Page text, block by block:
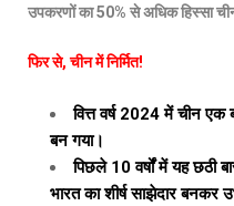
उपकरणों का50% से अधिक हिस्सा
फिर से,चीन में निर्मित!
वित्त वर्ष 2024 में चीन एक
बन गया।
पिछले 10 वर्षों में यह छठी
भारत का शीर्ष साझेदार बनकर